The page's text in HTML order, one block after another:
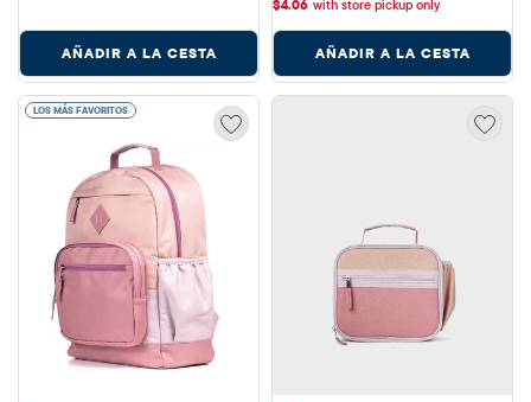
AÑADIR A LA CESTA
$4.06 with store pickup only
AÑADIR A LA CESTA
LOS MÁS FAVORITOS